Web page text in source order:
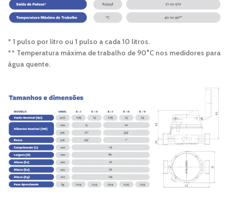
* 1 pulso por litro ou 1 pulso a cada 10 litros.
** Temperatura máxima de trabalho de 90°C nos medidores para
água quente.